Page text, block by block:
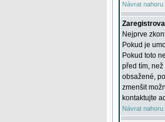
Návrat nahoru
Nejprve
Pokud je
Pokud toto
před tím,
obsažené,
zmenšit
kontaktujte
Návrat nahoru